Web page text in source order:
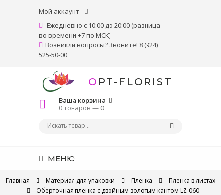
Мой аккаунт
Ежедневно с 10:00 до 20:00 (разница
во времени +7 по МСК)
Возникли вопросы? Звоните! 8 (924)
525-50-00
OPT-FLORIST
Ваша корзина
0 товаров —0
МЕНЮ
Главная Материал для упаковки Пленка
Пленка в листах
Оберточная пленка с двойным золотым кантом LZ-060